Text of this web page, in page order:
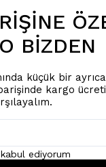
BİZDEN
küçük bir
kargo
kabul ediyorum